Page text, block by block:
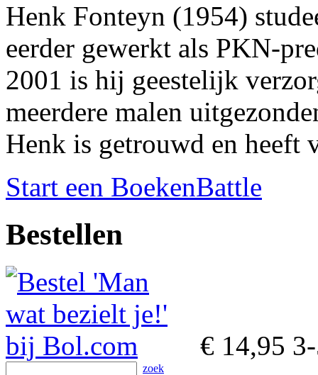
Henk Fonteyn (1954)
eerder gewerkt als PKN-
2001 is hij geestelijk
meerdere malen
Henk is getrouwd en heeft
Start een BoekenBattle
Bestellen
€ 14,95
zoek